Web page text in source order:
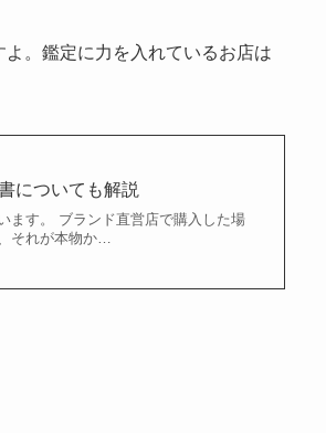
。鑑定に力を入れているお店は
についても解説
ます。 ブランド直営店で購入した場
それが本物か…